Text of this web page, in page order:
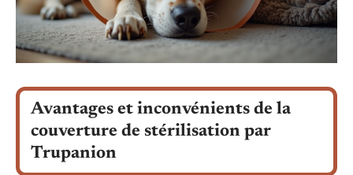
Avantages et inconvénients de la
couverture de stérilisation par
Trupanion